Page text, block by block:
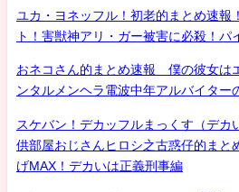
ユカ・ヨネッフル！初老的まとめ速報
ト！害獣神アリ・ガー被害に必殺！パ
おネコさん的まとめ速報 僕の彼女は
ンタルメンヘラ電波中年アルバイター
スケバン！デカッフルまっくす（デカ
供部屋おじさんヒロシ之古惑仔的まと
げMAX！デカいは正義刑事編